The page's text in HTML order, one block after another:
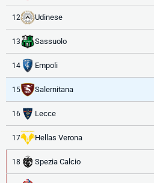
12 Udinese
13 Sassuolo
14 Empoli
15 Salernitana
16 Lecce
17 Hellas Verona
18 Spezia Calcio